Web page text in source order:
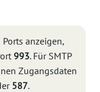
anzeigen,
993. Für SMTP
Zugangsdaten
587.